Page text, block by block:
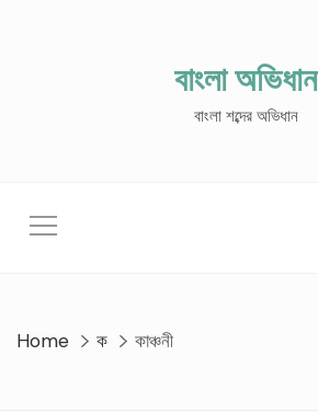
বাংলা অভিধান
বাংলা শব্দের অভিধান
Home ক কাঞ্চনী